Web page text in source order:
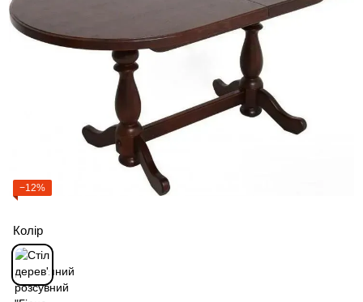
−12%
Колір